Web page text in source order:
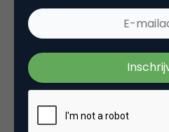
van
ooit